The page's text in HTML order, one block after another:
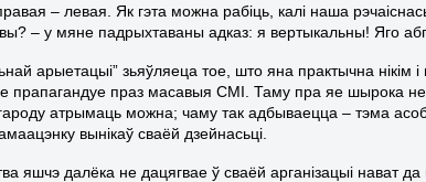
– левая. Як гэта можна рабіць, калі наша
– у мяне падрыхтаваны адказ: я вертыкальны! Яго
арыетацыі” зьяўляеца тое, што яна практычна нікім
прапагандуе праз масавыя СМІ. Таму пра яе шырока
атрымаць можна; чаму так адбываецца – тэма
вынікаў сваёй дзейнасьці.
яшчэ далёка не дацягвае ў сваёй арганізацыі нават